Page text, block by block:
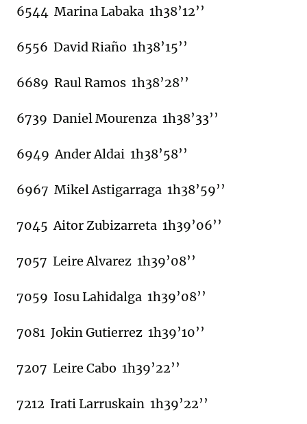
6544 Marina Labaka 1h38’12’’
6556 David Riaño 1h38’15’’
6689 Raul Ramos 1h38’28’’
6739 Daniel Mourenza 1h38’33’’
6949 Ander Aldai 1h38’58’’
6967 Mikel Astigarraga 1h38’59’’
7045 Aitor Zubizarreta 1h39’06’’
7057 Leire Alvarez 1h39’08’’
7059 Iosu Lahidalga 1h39’08’’
7081 Jokin Gutierrez 1h39’10’’
7207 Leire Cabo 1h39’22’’
7212 Irati Larruskain 1h39’22’’